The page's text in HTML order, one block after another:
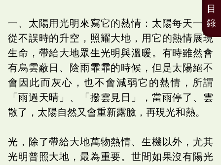
一、太陽用光明來寫它的熱情：太陽每天一早
從不誤時的升空，照耀大地，用它的熱情展現
生命，帶給大地眾生光明與溫暖。有時雖然會
有烏雲蔽日、陰雨霏霏的時候，但是太陽絕不
會因此而灰心，也不會減弱它的熱情，所謂
「雨過天晴」、「撥雲見日」，當雨停了、雲
散了，太陽自然又會重新露臉，再現光和熱。
光，除了帶給大地萬物熱情、生機以外，尤其
光明普照大地，最為重要。世間如果沒有陽光
目
錄